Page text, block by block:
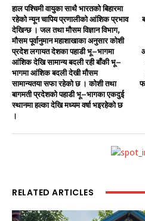
हाल पश्चिमी वायुका साथै भारतको बिहारमा
रहेको न्यून चापिय प्रणालीको आंशिक प्रभाव
देखिन्छ । जल तथा मौसम विज्ञान विभाग,
मौसम पूर्वानुमान महाशाखाका अनुसार कोशी
प्रदेश लगायत देशका पहाडी भू–भागमा
आंशिक देखि सामान्य बदली रही बाँकी भू–
भागमा आंशिक बदली देखी मौसम
सामान्यतया सफा रहेको छ । कोशी तथा
बागमती प्रदेशको पहाडी भू–भागका एकदुई
स्थानमा हल्का देखि मध्यम वर्षा भइरहेको छ
।
RELATED ARTICLES